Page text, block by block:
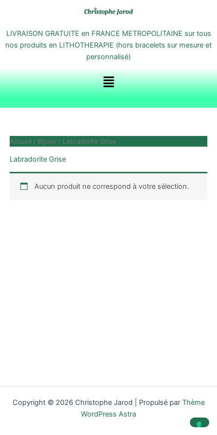
contenu
LIVRAISON GRATUITE en FRANCE METROPOLITAINE sur tous
nos produits en LITHOTHERAPIE (hors bracelets sur mesure et
personnalisé)
Menu
Accueil / Bijoux / Labradorite Grise
Labradorite Grise
Aucun produit ne correspond à votre sélection.
Copyright © 2026 Christophe Jarod | Propulsé par Thème
WordPress Astra